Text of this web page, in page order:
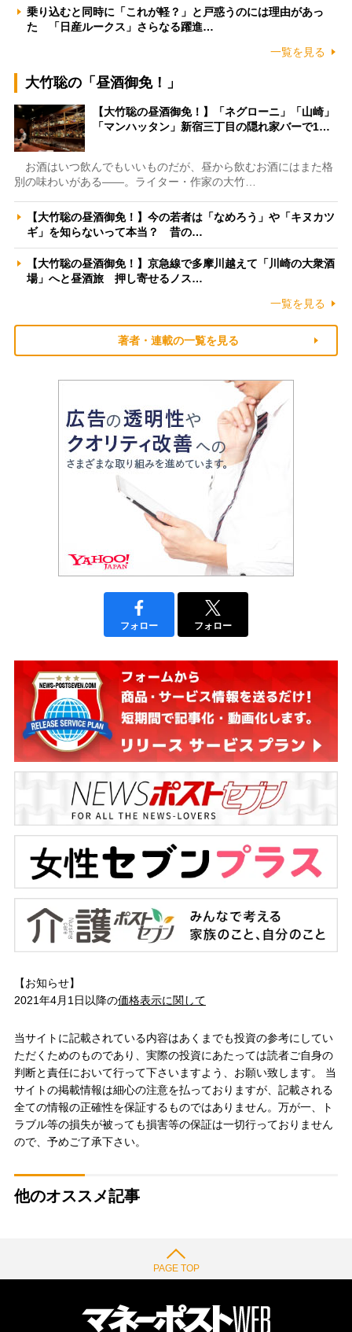
乗り込むと同時に「これが軽？」と戸惑うのには理由があっ
た 「日産ルークス」さらなる躍進…
一覧を見る
大竹聡の「昼酒御免！」
【大竹聡の昼酒御免！】「ネグローニ」「山崎」
「マンハッタン」新宿三丁目の隠れ家バーで1…
お酒はいつ飲んでもいいものだが、昼から飲むお酒にはまた格
別の味わいがある――。ライター・作家の大竹…
【大竹聡の昼酒御免！】今の若者は「なめろう」や「キヌカツ
ギ」を知らないって本当？ 昔の…
【大竹聡の昼酒御免！】京急線で多摩川越えて「川崎の大衆酒
場」へと昼酒旅 押し寄せるノス…
一覧を見る
著者・連載の一覧を見る
フォロー フォロー
【お知らせ】
2021年4月1日以降の価格表示に関して
当サイトに記載されている内容はあくまでも投資の参考にしてい
ただくためのものであり、実際の投資にあたっては読者ご自身の
判断と責任において行って下さいますよう、お願い致します。 当
サイトの掲載情報は細心の注意を払っておりますが、記載される
全ての情報の正確性を保証するものではありません。万が一、ト
ラブル等の損失が被っても損害等の保証は一切行っておりません
ので、予めご了承下さい。
他のオススメ記事
PAGE TOP